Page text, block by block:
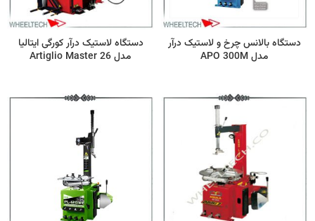
دستگاه بالانس چرخ و لاستیک درآر
مدل APO 300M
دستگاه لاستیک درآر کورگی ایتالیا
مدل Artiglio Master 26